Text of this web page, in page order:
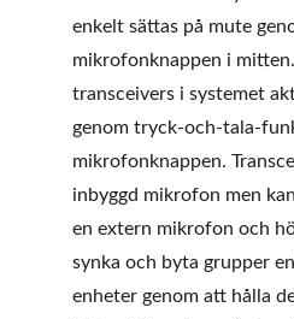
enkelt sättas på mute
mikrofonknappen i
transceivers i systemet
genom tryck-och-tala-
mikrofonknappen.
inbyggd mikrofon men
en extern mikrofon och
synka och byta grupper
enheter genom att hålla